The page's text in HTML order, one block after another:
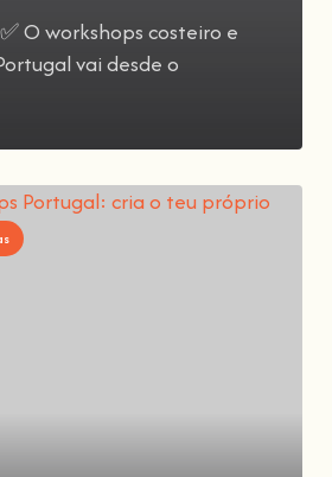
O workshops costeiro e
vai desde o